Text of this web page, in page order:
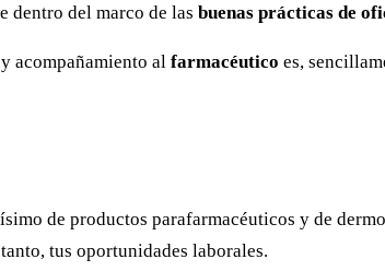
dentro del marco de las buenas prácticas de
acompañamiento al farmacéutico es,
de productos parafarmacéuticos y de
tus oportunidades laborales.